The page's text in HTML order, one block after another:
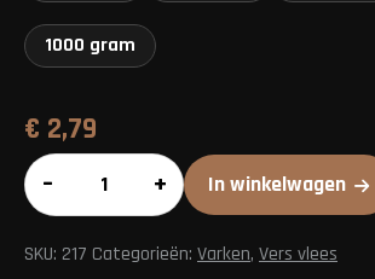
1000 gram
€ 2,79
Mager
rookspek
aantal
– + In winkelwagen
SKU: 217 Categorieën: Varken, Vers vlees